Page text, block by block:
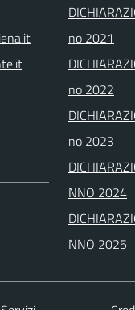
no 2021
no 2022
no 2023
NNO 2024
NNO 2025